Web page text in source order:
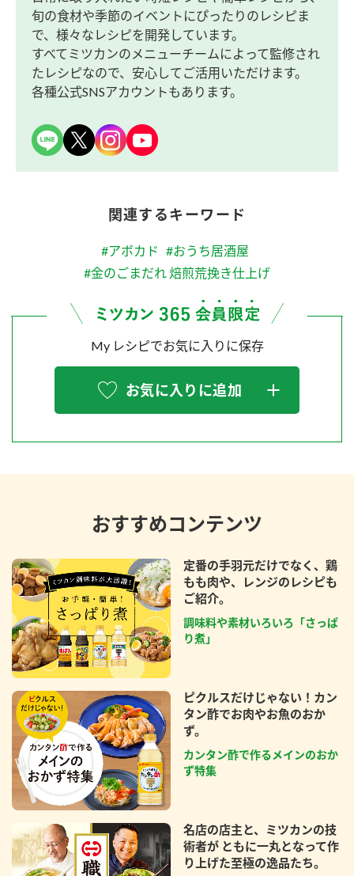
旬の食材や季節のイベントにぴったりのレシピま
で、様々なレシピを開発しています。
すべてミツカンのメニューチームによって監修され
たレシピなので、安心してご活用いただけます。
各種公式SNSアカウントもあります。
関連するキーワード
#アボカド #おうち居酒屋
#金のごまだれ 焙煎荒挽き仕上げ
My レシピでお気に入りに保存
お気に入りに追加
おすすめコンテンツ
定番の手羽元だけでなく、鶏
もも肉や、レンジのレシピも
ご紹介。
調味料や素材いろいろ「さっぱ
り煮」
ピクルスだけじゃない！カン
タン酢でお肉やお魚のおか
ず。
カンタン酢で作るメインのおか
ず特集
名店の店主と、ミツカンの技
術者が ともに一丸となって作
り上げた至極の逸品たち。